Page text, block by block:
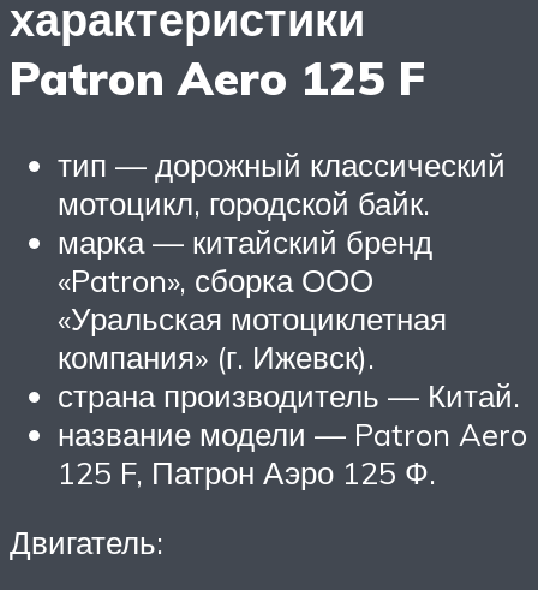
характеристики
Patron Aero 125 F
тип — дорожный классический
мотоцикл, городской байк.
марка — китайский бренд
«Patron», сборка ООО
«Уральская мотоциклетная
компания» (г. Ижевск).
страна производитель — Китай.
название модели — Patron Aero
125 F, Патрон Аэро 125 Ф.
Двигатель: